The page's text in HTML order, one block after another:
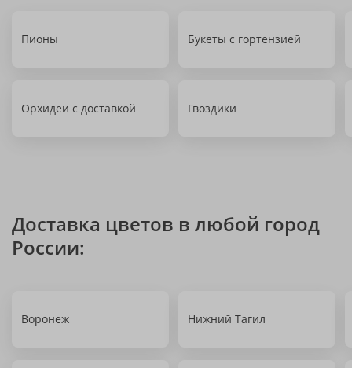
Пионы Букеты с гортензией
Орхидеи с доставкой Гвоздики
Доставка цветов в любой город
России:
Воронеж Нижний Тагил